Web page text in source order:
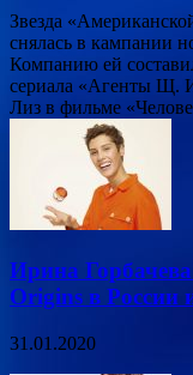
Звезда
снялась в кампании
Компанию ей
сериала «Агенты Щ.
Лиз в фильме
Ирина
Origins в России
31.01.2020